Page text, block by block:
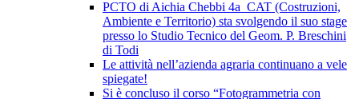
PCTO di Aichia Chebbi 4a_CAT (Costruzioni,
Ambiente e Territorio) sta svolgendo il suo stage
presso lo Studio Tecnico del Geom. P. Breschini
di Todi
Le attività nell’azienda agraria continuano a vele
spiegate!
Si è concluso il corso “Fotogrammetria con